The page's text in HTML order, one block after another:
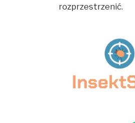
rozprzestrzenić.